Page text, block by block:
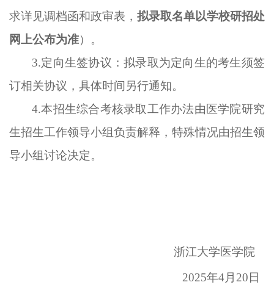
求详见调档函和政审表， 拟录取名单以学校研招处
网上公布为准）。
3.定向生签协议：拟录取为定向生的考生须签
订相关协议，具体时间另行通知。
4.本招生综合考核录取工作办法由医学院研究
生招生工作领导小组负责解释，特殊情况由招生领
导小组讨论决定。
浙江大学医学院
2025年4月 20 日